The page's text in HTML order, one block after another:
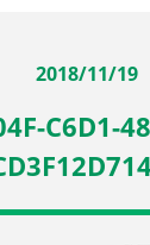
2018/11/19
C6D1-